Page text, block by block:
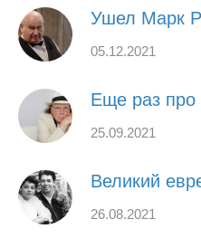
Ушел Марк
05.12.2021
Еще раз
25.09.2021
Великий
26.08.2021